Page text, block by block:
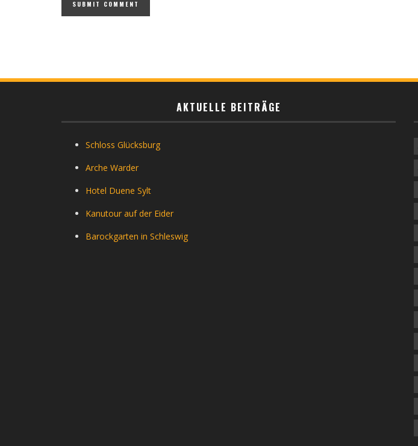
AKTUELLE BEITRÄGE
Schloss Glücksburg
Arche Warder
Hotel Duene Sylt
Kanutour auf der Eider
Barockgarten in Schleswig